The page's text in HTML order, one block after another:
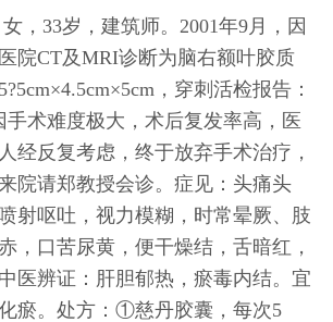
33岁，建筑师。2001年9月，因
院CT及MRI诊断为脑右额叶胶质
，穿刺活检报告：
手术难度极大，术后复发率高，医
经反复考虑，终于放弃手术治疗，
院请郑教授会诊。症见：头痛头
射呕吐，视力模糊，时常晕厥、肢
，口苦尿黄，便干燥结，舌暗红，
医辨证：肝胆郁热，瘀毒内结。宜
瘀。处方：①慈丹胶囊，每次5